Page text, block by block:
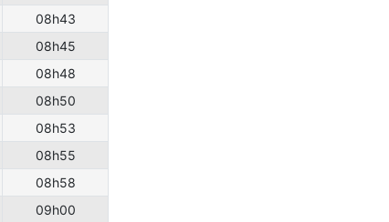
08h43
08h45
08h48
08h50
08h53
08h55
08h58
09h00